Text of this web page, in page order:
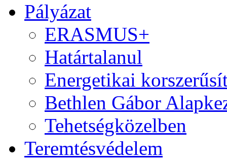
Pályázat
ERASMUS+
Határtalanul
Energetikai
Bethlen Gábor
Tehetségközelben
Teremtésvédelem